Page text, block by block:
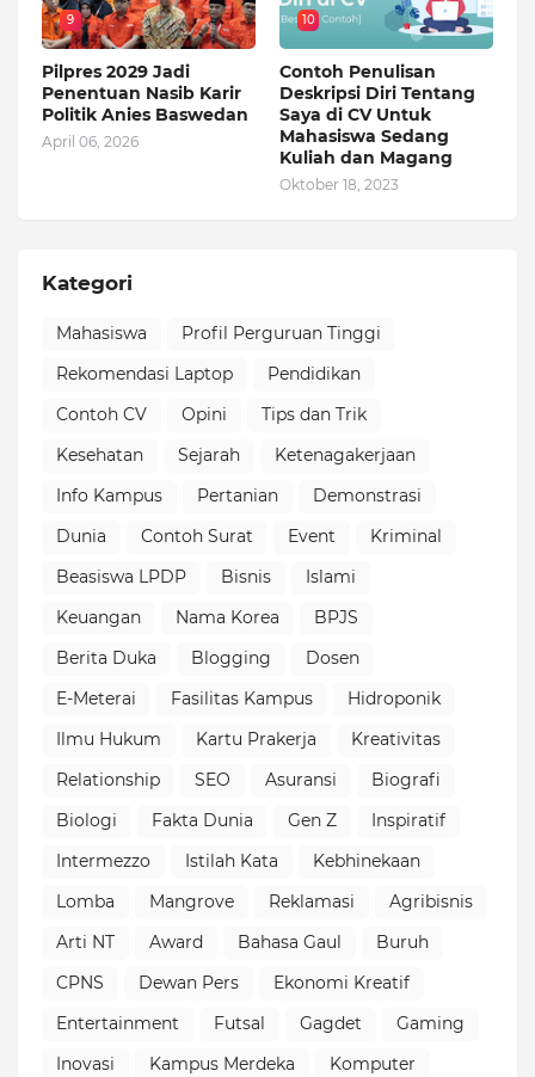
9
Pilpres 2029 Jadi
Penentuan Nasib Karir
Politik Anies Baswedan
April 06, 2026
10
Contoh Penulisan
Deskripsi Diri Tentang
Saya di CV Untuk
Mahasiswa Sedang
Kuliah dan Magang
Oktober 18, 2023
Kategori
Mahasiswa
Profil Perguruan Tinggi
Rekomendasi Laptop
Pendidikan
Contoh CV
Opini
Tips dan Trik
Kesehatan
Sejarah
Ketenagakerjaan
Info Kampus
Pertanian
Demonstrasi
Dunia
Contoh Surat Event
Kriminal
Beasiswa LPDP
Bisnis
Islami
Keuangan
Nama Korea
BPJS
Berita Duka
Blogging
Dosen
E-Meterai
Fasilitas Kampus
Hidroponik
Ilmu Hukum
Kartu Prakerja
Kreativitas
Relationship
SEO Asuransi
Biografi
Biologi
Fakta Dunia Gen Z
Inspiratif
Intermezzo
Istilah Kata
Kebhinekaan
Lomba
Mangrove Reklamasi
Agribisnis
Arti NT
Award Bahasa Gaul
Buruh
CPNS
Dewan Pers
Ekonomi Kreatif
Entertainment
Futsal Gagdet
Gaming
Inovasi
Kampus Merdeka
Komputer